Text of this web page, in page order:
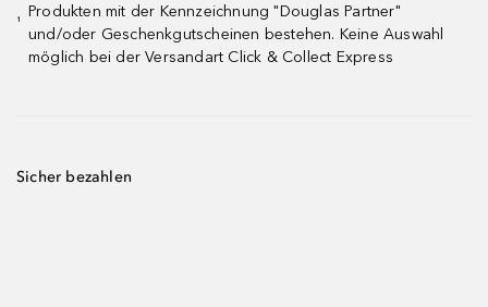
¹
Produkten mit der Kennzeichnung "Douglas Partner"
und/oder Geschenkgutscheinen bestehen. Keine Auswahl
möglich bei der Versandart Click & Collect Express
Sicher bezahlen